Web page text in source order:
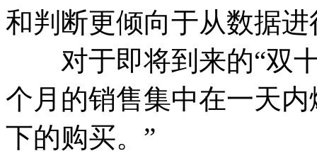
和判断更倾向于从数据
对于即将到来的“双十
个月的销售集中在一天
下的购买。”